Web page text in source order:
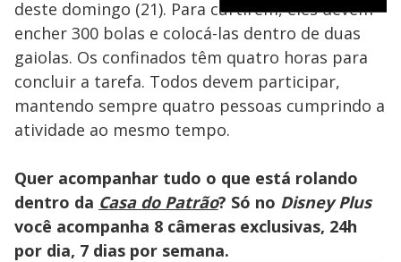
deste domingo (21). Para curtirem, eles devem
encher 300 bolas e colocá-las dentro de duas
gaiolas. Os confinados têm quatro horas para
concluir a tarefa. Todos devem participar,
mantendo sempre quatro pessoas cumprindo a
atividade ao mesmo tempo.
Quer acompanhar tudo o que está rolando
dentro da Casa do Patrão? Só no Disney Plus
você acompanha 8 câmeras exclusivas, 24h
por dia, 7 dias por semana.